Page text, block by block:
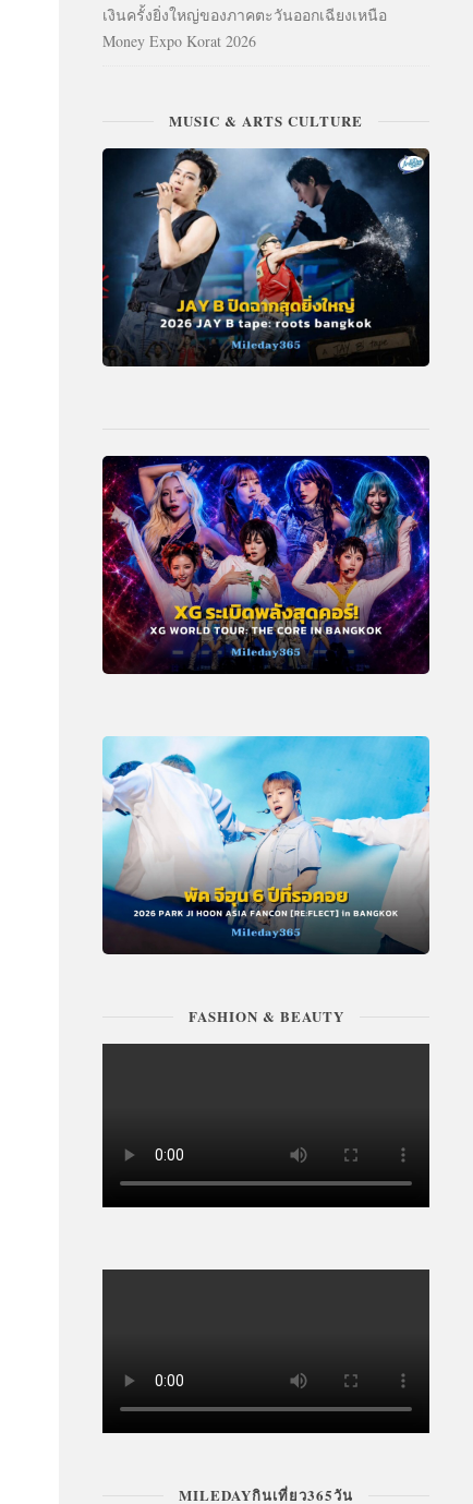
เงินครั้งยิ่งใหญ่ของภาคตะวันออกเฉียงเหนือ
Money Expo Korat 2026
MUSIC & ARTS CULTURE
FASHION & BEAUTY
MILEDAYกินเที่ยว365วัน